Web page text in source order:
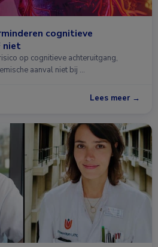
cognitieve
niet
op cognitieve achteruitgang,
aanval niet bij …
Lees meer →